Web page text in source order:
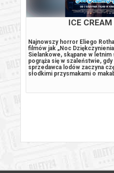
z
ICE
Najnowszy horror Eliego
filmów jak „Noc
Sielankowe, skąpane w
pogrąża się w szaleństwie,
sprzedawca lodów zaczyna
słodkimi przysmakami o
Niewinne uśmiechy szybko
bezlitosnych łowców